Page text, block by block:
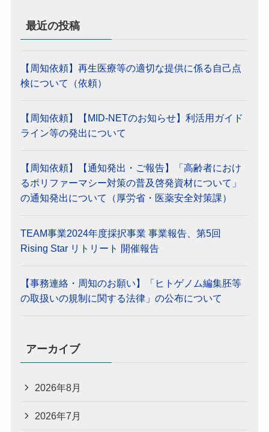
最近の投稿
【周知依頼】再生医療等の適切な提供に係る自己点
検について（依頼）
【周知依頼】【MID-NETのお知らせ】利活用ガイド
ライン等の発出について
【周知依頼】【通知発出・ご報告】「高齢者におけ
るポリファーマシー対策の普及啓発資材について」
の通知発出について（厚労省・医薬安全対策課）
TEAM事業2024年度採択事業 事業報告、第5回
Rising Star リトリート 開催報告
【事務連絡・周知のお願い】「ヒトゲノム編集胚等
の取扱いの規制に関する法律」の公布について
アーカイブ
2026年8月
2026年7月